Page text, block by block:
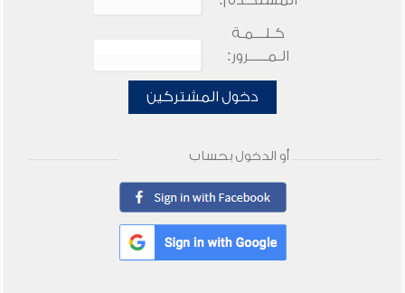
كـلـــمـة
الـمـــــرور:
دخول المشتركين
أو الدخول بحساب